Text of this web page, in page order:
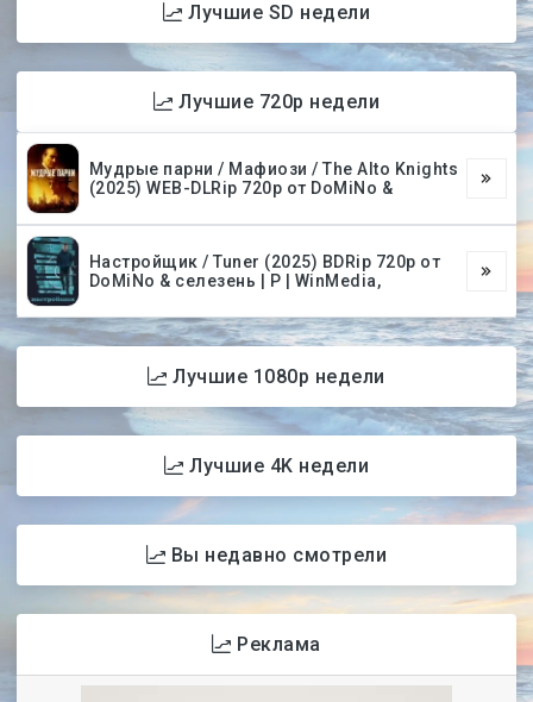
Лучшие SD недели
Лучшие 720p недели
Мудрые парни / Мафиози / The Alto Knights
(2025) WEB-DLRip 720p от DoMiNo &
Настройщик / Tuner (2025) BDRip 720p от
DoMiNo & селезень | P | WinMedia,
Лучшие 1080p недели
Лучшие 4K недели
Вы недавно смотрели
Реклама